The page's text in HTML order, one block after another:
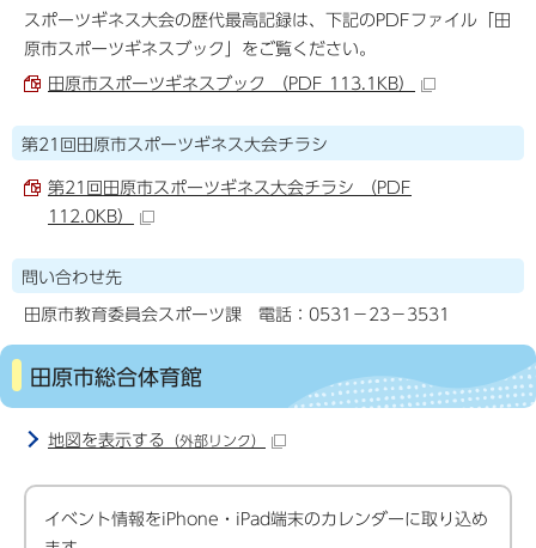
スポーツギネス大会の歴代最高記録は、下記のPDFファイル「田
原市スポーツギネスブック」をご覧ください。
田原市スポーツギネスブック （PDF 113.1KB）
第21回田原市スポーツギネス大会チラシ
第21回田原市スポーツギネス大会チラシ （PDF
112.0KB）
問い合わせ先
田原市教育委員会スポーツ課 電話：0531－23－3531
田原市総合体育館
地図を表示する （外部リンク）
イベント情報をiPhone・iPad端末のカレンダーに取り込め